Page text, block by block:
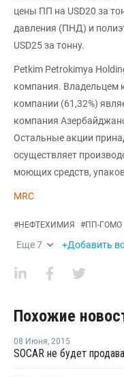
цены ПП на USD20 за
давления (ПНД) и
USD25 за тонну.
Petkim Petrokimya
компания. Владельцем
компании (61,32%)
компания
Остальные акции
осуществляет
моющих средств,
MRC
#НЕФТЕХИМИЯ #ПП-ГОМО
Еще7 +Добавить
Похожие
08 Июня, 2015
SOCAR не будет